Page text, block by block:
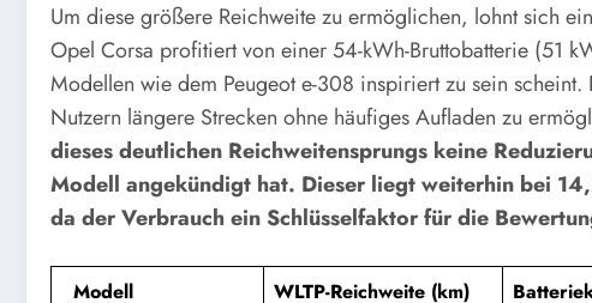
Um diese größere Reichweite zu ermöglichen, lohnt sich
Opel Corsa profitiert von einer 54-kWh-Bruttobatterie (51
Modellen wie dem Peugeot e-308 inspiriert zu sein
Nutzern längere Strecken ohne häufiges Aufladen zu
dieses deutlichen Reichweitensprungs keine
Modell angekündigt hat. Dieser liegt weiterhin bei
da der Verbrauch ein Schlüsselfaktor für die
Modell WLTP-Reichweite (km)